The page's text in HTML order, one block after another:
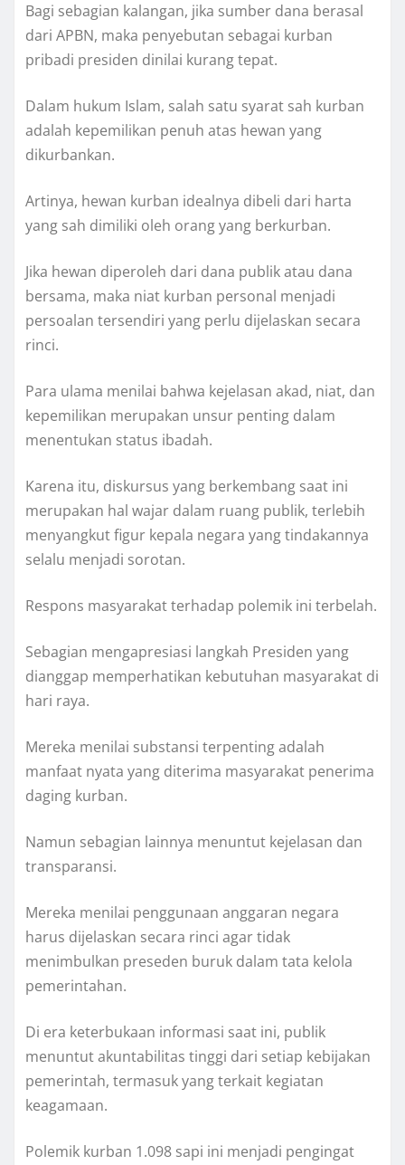
Bagi sebagian kalangan, jika sumber dana berasal
dari APBN, maka penyebutan sebagai kurban
pribadi presiden dinilai kurang tepat.
Dalam hukum Islam, salah satu syarat sah kurban
adalah kepemilikan penuh atas hewan yang
dikurbankan.
Artinya, hewan kurban idealnya dibeli dari harta
yang sah dimiliki oleh orang yang berkurban.
Jika hewan diperoleh dari dana publik atau dana
bersama, maka niat kurban personal menjadi
persoalan tersendiri yang perlu dijelaskan secara
rinci.
Para ulama menilai bahwa kejelasan akad, niat, dan
kepemilikan merupakan unsur penting dalam
menentukan status ibadah.
Karena itu, diskursus yang berkembang saat ini
merupakan hal wajar dalam ruang publik, terlebih
menyangkut figur kepala negara yang tindakannya
selalu menjadi sorotan.
Respons masyarakat terhadap polemik ini terbelah.
Sebagian mengapresiasi langkah Presiden yang
dianggap memperhatikan kebutuhan masyarakat di
hari raya.
Mereka menilai substansi terpenting adalah
manfaat nyata yang diterima masyarakat penerima
daging kurban.
Namun sebagian lainnya menuntut kejelasan dan
transparansi.
Mereka menilai penggunaan anggaran negara
harus dijelaskan secara rinci agar tidak
menimbulkan preseden buruk dalam tata kelola
pemerintahan.
Di era keterbukaan informasi saat ini, publik
menuntut akuntabilitas tinggi dari setiap kebijakan
pemerintah, termasuk yang terkait kegiatan
keagamaan.
Polemik kurban 1.098 sapi ini menjadi pengingat